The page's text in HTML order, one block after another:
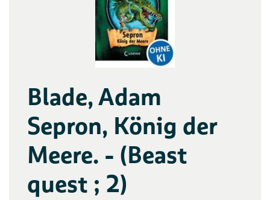
Blade, Adam
Sepron, König der
Meere. - (Beast
quest ; 2)